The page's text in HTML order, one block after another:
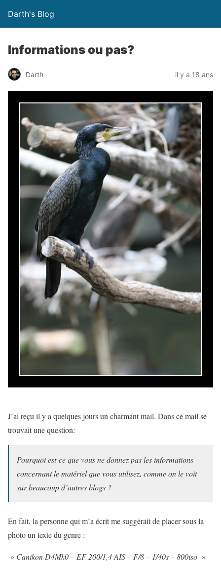
Darth's Blog
Informations ou pas?
Darth il y a 18 ans
J’ai reçu il y a quelques jours un charmant mail. Dans ce mail se
trouvait une question:
Pourquoi est-ce que vous ne donnez pas les informations
concernant le matériel que vous utilisez, comme on le voit
sur beaucoup d’autres blogs ?
En fait, la personne qui m’a écrit me suggérait de placer sous la
photo un texte du genre :
» Canikon D4Mk0 – EF 200/1,4 AIS – F/8 – 1/40s – 800iso »